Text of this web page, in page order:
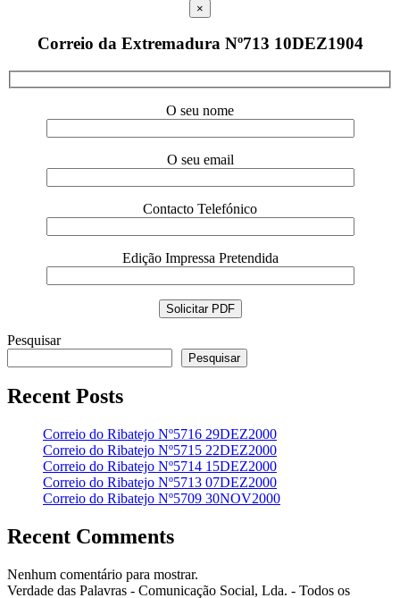
×
Correio da Extremadura Nº713 10DEZ1904
O seu nome
O seu email
Contacto Telefónico
Edição Impressa Pretendida
Pesquisar
Pesquisar
Recent Posts
Correio do Ribatejo Nº5716 29DEZ2000
Correio do Ribatejo Nº5715 22DEZ2000
Correio do Ribatejo Nº5714 15DEZ2000
Correio do Ribatejo Nº5713 07DEZ2000
Correio do Ribatejo Nº5709 30NOV2000
Recent Comments
Nenhum comentário para mostrar.
Verdade das Palavras - Comunicação Social, Lda. - Todos os